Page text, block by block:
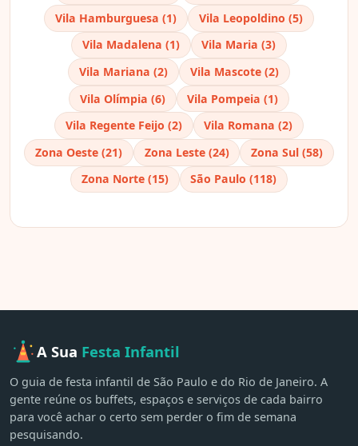
Vila Hamburguesa (1)
Vila Leopoldino (5)
Vila Madalena (1)
Vila Maria (3)
Vila Mariana (2)
Vila Mascote (2)
Vila Olímpia (6)
Vila Pompeia (1)
Vila Regente Feijo (2)
Vila Romana (2)
Zona Oeste (21)
Zona Leste (24)
Zona Sul (58)
Zona Norte (15)
São Paulo (118)
A Sua Festa Infantil
O guia de festa infantil de São Paulo e do Rio de Janeiro. A
gente reúne os buffets, espaços e serviços de cada bairro
para você achar o certo sem perder o fim de semana
pesquisando.